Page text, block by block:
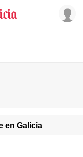
en Galicia